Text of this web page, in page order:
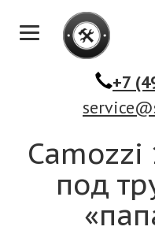
Меню
+7
Camozzi
под